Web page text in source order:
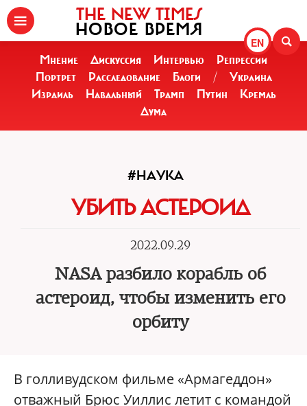
EN
THE NEW TIMES
НОВОЕ ВРЕМЯ
Мнение Дискуссия Интервью
Репрессии
Портрет
Расследование Блоги /
Украина
Израиль
Навальный Трамп Путин
Кремль
Дума
#НАУКА
УБИТЬ АСТЕРОИД
2022.09.29
NASA разбило корабль об
астероид, чтобы изменить его
орбиту
В голливудском фильме «Армагеддон»
отважный Брюс Уиллис летит с командой